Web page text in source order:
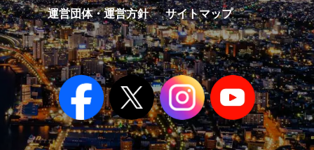
運営団体・運営方針
サイトマップ